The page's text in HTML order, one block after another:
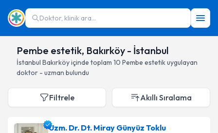
Doktor, klinik ara...
Pembe estetik, Bakırköy - İstanbul
İstanbul Bakırköyiçinde toplam 10 Pembe estetikuygulayan
doktor - uzman bulundu
Filtrele Akıllı Sıralama
Uzm. Dr. Dt. Miray Günyüz Toklu